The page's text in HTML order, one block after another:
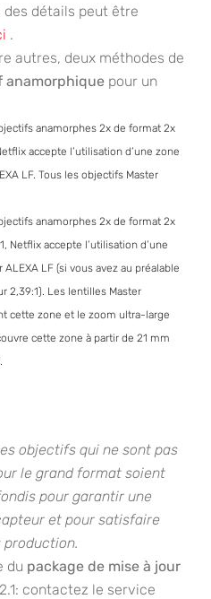
détails peut être
.
autres, deux méthodes de
anamorphique pour un
anamorphes 2x de format 2x
accepte l’utilisation d’une zone
LF. Tous les objectifs Master
anamorphes 2x de format 2x
Netflix accepte l’utilisation d’une
LF (si vous avez au préalable
2,39:1). Les lentilles Master
cette zone et le zoom ultra-large
cette zone à partir de 21 mm
objectifs qui ne sont pas
le grand format soient
pour garantir une
et pour satisfaire
production.
du package de mise à jour
contactez le service